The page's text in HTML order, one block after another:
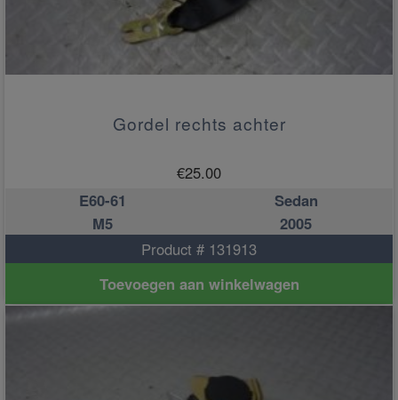
Gordel rechts achter
€25.00
E60-61
Sedan
M5
2005
Product # 131913
Toevoegen aan winkelwagen